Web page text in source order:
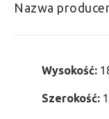
Nazwa
Wysokość:
Szerokość: